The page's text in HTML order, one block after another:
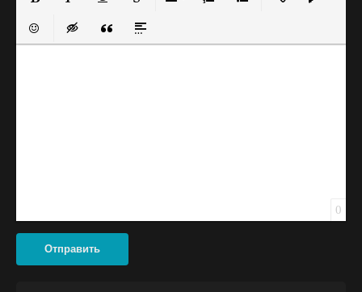
Вставить смайлик
Вставка скрытого текста
Вставка цитаты
Вставка спойлера
0
Отправить